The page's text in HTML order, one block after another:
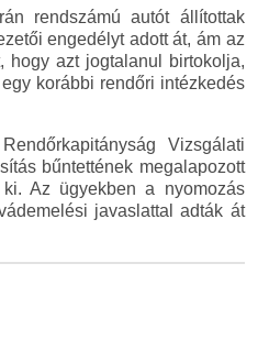
rendszámú autót állítottak
engedélyt adott át, ám az
hogy azt jogtalanul birtokolja,
korábbi rendőri intézkedés
Vizsgálati
bűntettének megalapozott
Az ügyekben a nyomozás
javaslattal adták át